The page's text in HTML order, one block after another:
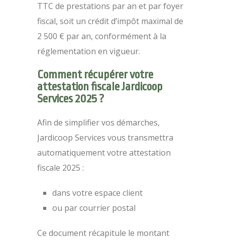
TTC de prestations par an et par foyer
fiscal, soit un crédit d’impôt maximal de
2 500 € par an, conformément à la
réglementation en vigueur.
Comment récupérer votre
attestation fiscale Jardicoop
Services 2025 ?
Afin de simplifier vos démarches,
Jardicoop Services vous transmettra
automatiquement votre attestation
fiscale 2025 :
dans votre espace client
ou par courrier postal
Ce document récapitule le montant